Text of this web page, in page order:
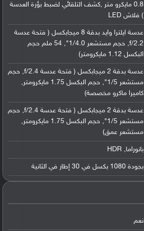
0.8 مايكرو متر ,كشف التلقائي لضبط بؤرة العدسة
) فلاش LED
عدسة ايلترا وايد بدقة 8 ميجابكسل ( فتحة عدسة
f/2.2, حجم مستشعر 1/4.0", 54 ملم حجم
البكسل 1.12 مايكرومتر)
عدسة بدقة 2 ميجابكسل ( فتحة عدسة f/2.4, حجم
مستشعر 1/5", حجم البكسل 1.75 مايكرومتر,
كاميرا ماكرو مخصصة)
عدسة بدقة 2 ميجابكسل ( فتحة عدسة f/2.4, حجم
مستشعر 1/5", حجم البكسل 1.75 مايكرومتر,
مستشعر عمق)
بانوراما, HDR
بجودة 1080 بكسل في 30 إطار في الثانية
نعم